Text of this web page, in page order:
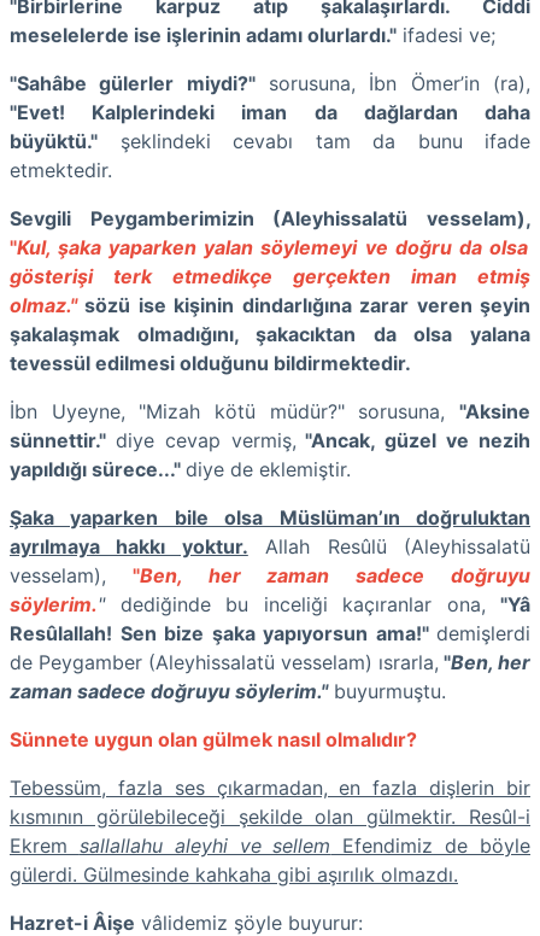
"Birbirlerine karpuz atıp şakalaşırlardı. Ciddi
meselelerde ise işlerinin adamı olurlardı." ifadesi ve;
"Sahâbe gülerler miydi?"sorusuna, İbn Ömer’in (ra),
"Evet! Kalplerindeki iman da dağlardan daha
büyüktü." şeklindeki cevabı tam da bunu ifade
etmektedir.
Sevgili Peygamberimizin (Aleyhissalatü vesselam),
"Kul, şaka yaparken yalan söylemeyi ve doğru da olsa
gösterişi terk etmedikçe gerçekten iman etmiş
olmaz." sözü ise kişinin dindarlığına zarar veren şeyin
şakalaşmak olmadığını, şakacıktan da olsa yalana
tevessül edilmesi olduğunu bildirmektedir.
İbn Uyeyne, "Mizah kötü müdür?" sorusuna, "Aksine
sünnettir." diye cevap vermiş, "Ancak, güzel ve nezih
yapıldığı sürece..." diye de eklemiştir.
Şaka yaparken bile olsa Müslüman’ın doğruluktan
ayrılmaya hakkı yoktur. Allah Resûlü (Aleyhissalatü
vesselam), "Ben, her zaman sadece doğruyu
söylerim."dediğinde bu inceliği kaçıranlar ona, "Yâ
Resûlallah! Sen bize şaka yapıyorsun ama!" demişlerdi
de Peygamber (Aleyhissalatü vesselam) ısrarla, "Ben, her
zaman sadece doğruyu söylerim."buyurmuştu.
Sünnete uygun olan gülmek nasıl olmalıdır?
Tebessüm, fazla ses çıkarmadan, en fazla dişlerin bir
kısmının görülebileceği şekilde olan gülmektir. Resûl-i
Ekrem sallallahu aleyhi ve sellem Efendimiz de böyle
gülerdi. Gülmesinde kahkaha gibi aşırılık olmazdı.
Hazret-i Âişe vâlidemiz şöyle buyurur: